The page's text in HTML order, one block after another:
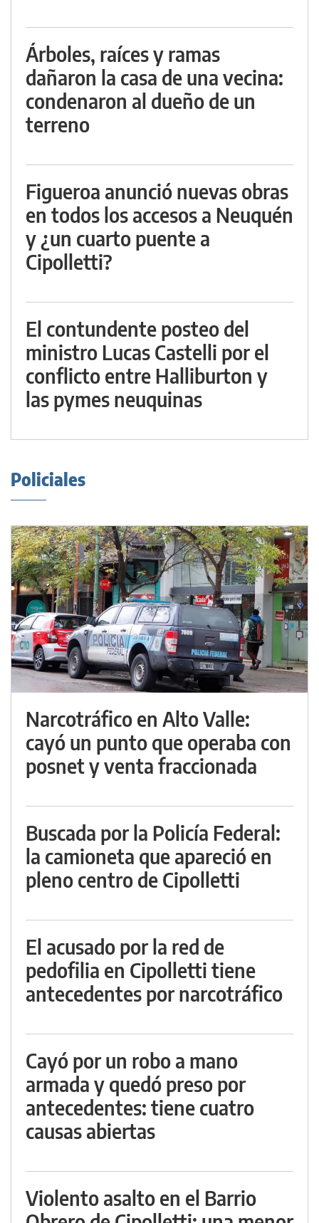
Árboles, raíces y ramas
dañaron la casa de una vecina:
condenaron al dueño de un
terreno
Figueroa anunció nuevas obras
en todos los accesos a Neuquén
y ¿un cuarto puente a
Cipolletti?
El contundente posteo del
ministro Lucas Castelli por el
conflicto entre Halliburton y
las pymes neuquinas
Policiales
Narcotráfico en Alto Valle:
cayó un punto que operaba con
posnet y venta fraccionada
Buscada por la Policía Federal:
la camioneta que apareció en
pleno centro de Cipolletti
El acusado por la red de
pedofilia en Cipolletti tiene
antecedentes por narcotráfico
Cayó por un robo a mano
armada y quedó preso por
antecedentes: tiene cuatro
causas abiertas
Violento asalto en el Barrio